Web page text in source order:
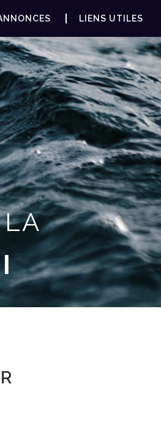
LIENS UTILES